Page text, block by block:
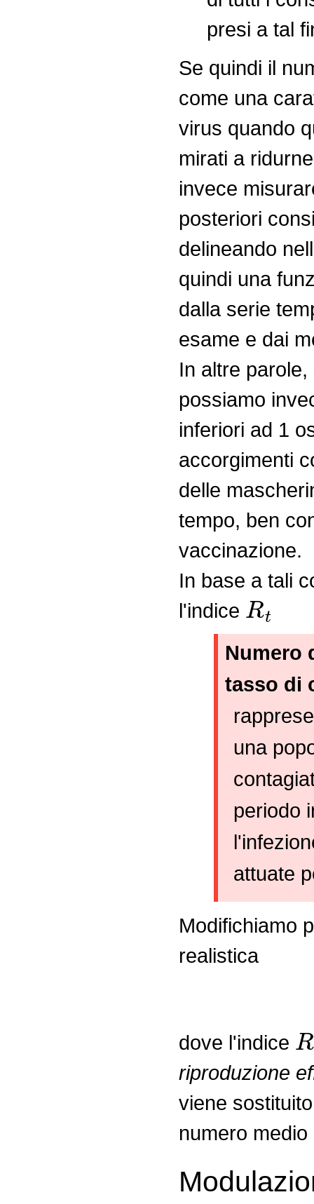
presi a tal
Se quindi il
come una
virus quando
mirati a
invece
posteriori
delineando
quindi una
dalla serie
esame e dai
In altre
possiamo
inferiori ad 1
accorgimenti
delle
tempo, ben
vaccinazione.
In base a tali
l'indice
Rt
Numero
tasso di
una
periodo
attuate
Modifichiamo
realistica
dove l'indice
R
riproduzione
viene
numero medio